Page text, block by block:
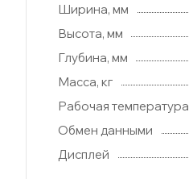
Ширина, мм
Высота, мм
Глубина, мм
Масса, кг
Рабочая температура
Обмен данными
Дисплей